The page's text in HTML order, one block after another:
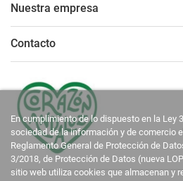
Nuestra empresa
Contacto
En cumplimiento de lo dispuesto en la Ley
sociedad de la información y de comercio
Reglamento General de Protección de
3/2018, de Protección de Datos (nueva
sitio web utiliza cookies que almacenan y